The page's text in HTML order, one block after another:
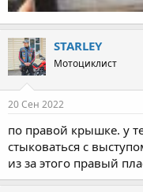
STARLEY
Мотоциклист
20 Сен 2022
по правой крышке. у
стыковаться с
из за этого правый